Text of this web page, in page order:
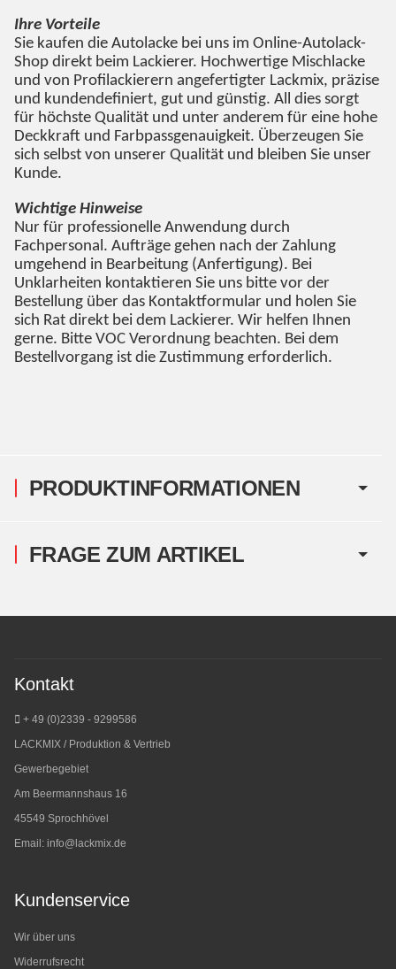
PRODUKTINFORMATIONEN
Ihre Vorteile
Sie kaufen die Autolacke bei uns im Online-Autolack-
Shop direkt beim Lackierer. Hochwertige Mischlacke
und von Profilackierern angefertigter Lackmix, präzise
und kundendefiniert, gut und günstig. All dies sorgt
für höchste Qualität und unter anderem für eine hohe
Deckkraft und Farbpassgenauigkeit. Überzeugen Sie
sich selbst von unserer Qualität und bleiben Sie unser
Kunde.
Wichtige Hinweise
Nur für professionelle Anwendung durch
Fachpersonal. Aufträge gehen nach der Zahlung
umgehend in Bearbeitung (Anfertigung). Bei
Unklarheiten kontaktieren Sie uns bitte vor der
Bestellung über das Kontaktformular und holen Sie
sich Rat direkt bei dem Lackierer. Wir helfen Ihnen
gerne. Bitte VOC Verordnung beachten. Bei dem
Bestellvorgang ist die Zustimmung erforderlich.
FRAGE ZUM ARTIKEL
Kontakt
+ 49 (0)2339 - 9299586
LACKMIX / Produktion & Vertrieb
Gewerbegebiet
Am Beermannshaus 16
45549 Sprochhövel
Email: info@lackmix.de
Kundenservice
Wir über uns
Widerrufsrecht